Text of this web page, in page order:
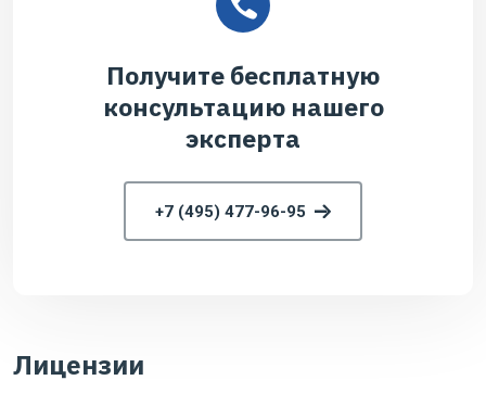
Получите бесплатную
консультацию нашего
эксперта
+7 (495) 477-96-95
Лицензии